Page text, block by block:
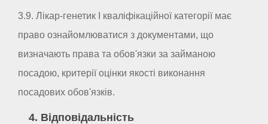
3.9. Лікар-генетик I кваліфікаційної категорії має
право ознайомлюватися з документами, що
визначають права та обов'язки за займаною
посадою, критерії оцінки якості виконання
посадових обов'язків.
4. Відповідальність